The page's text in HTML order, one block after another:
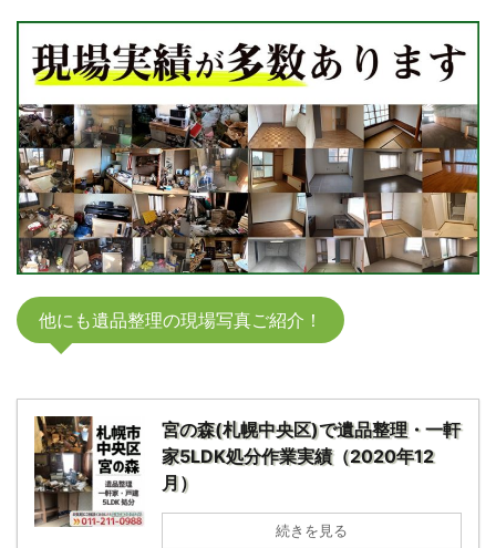
他にも遺品整理の現場写真ご紹介！
宮の森(札幌中央区)で遺品整理・一軒
家5LDK処分作業実績（2020年12
月）
続きを見る